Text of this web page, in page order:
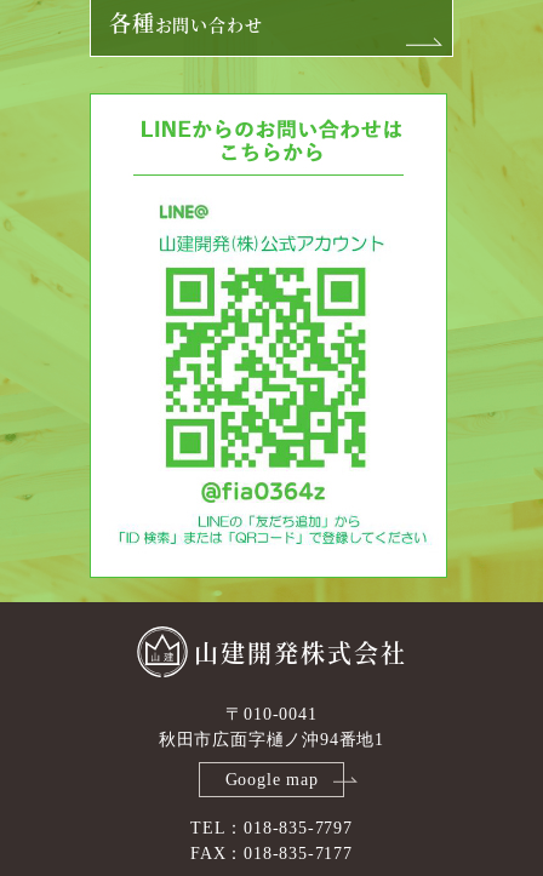
各種お問い合わせ
山建開発株式会社
〒010-0041
秋田市広面字樋ノ沖94番地1
Google map
TEL：018-835-7797
FAX：018-835-7177